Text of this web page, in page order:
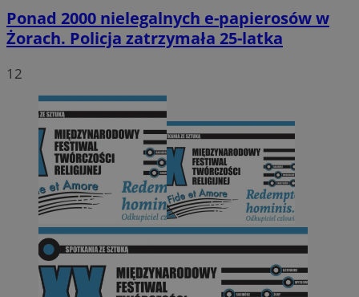
Ponad 2000 nielegalnych e-papierosów w
Żorach. Policja zatrzymała 25-latka
12